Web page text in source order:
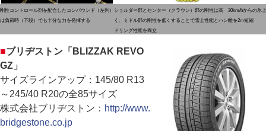
剛性コントロール剤を配合したコンパウンド（左列）
は負荷時（下段）でも十分な力を発揮する
ショルダー部とセンター（クラウン）部の剛性は高
く、ミドル部の剛性を低くすることで雪上性能とハン
ドリング性能を両立
30km/hからの氷
離を2m短縮
■ブリヂストン「BLIZZAK REVO
GZ」
サイズラインアップ：145/80 R13
～245/40 R20の全85サイズ
株式会社ブリヂストン： http://www.
bridgestone.co.jp